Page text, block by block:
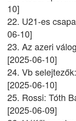
10]
22. U21-es
06-10]
23. Az azeri
[2025-06-10]
24. Vb
[2025-06-10]
25. Rossi: Tóth
[2025-06-09]